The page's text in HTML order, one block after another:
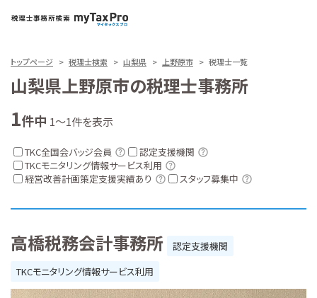
トップページ 税理士検索 山梨県 上野原市 税理士一覧
山梨県上野原市の税理士事務所
1件中 1～1件を表示
TKC全国会バッジ会員
認定支援機関
TKCモニタリング情報サービス利用
経営改善計画策定支援実績あり
スタッフ募集中
高橋税務会計事務所
認定支援機関
TKCモニタリング情報サービス利用